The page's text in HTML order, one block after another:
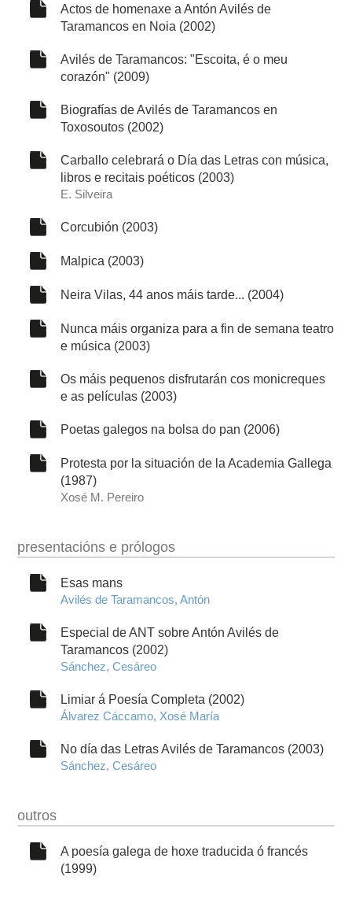
Actos de homenaxe a Antón Avilés de
Taramancos en Noia (2002)
Avilés de Taramancos: "Escoita, é o meu
corazón" (2009)
Biografías de Avilés de Taramancos en
Toxosoutos (2002)
Carballo celebrará o Día das Letras con música,
libros e recitais poéticos (2003)
E. Silveira
Corcubión (2003)
Malpica (2003)
Neira Vilas, 44 anos máis tarde... (2004)
Nunca máis organiza para a fin de semana teatro
e música (2003)
Os máis pequenos disfrutarán cos monicreques
e as películas (2003)
Poetas galegos na bolsa do pan (2006)
Protesta por la situación de la Academia Gallega
(1987)
Xosé M. Pereiro
presentacións e prólogos
Esas mans
Avilés de Taramancos, Antón
Especial de ANT sobre Antón Avilés de
Taramancos (2002)
Sánchez, Cesáreo
Limiar á Poesía Completa (2002)
Álvarez Cáccamo, Xosé María
No día das Letras Avilés de Taramancos (2003)
Sánchez, Cesáreo
outros
A poesía galega de hoxe traducida ó francés
(1999)